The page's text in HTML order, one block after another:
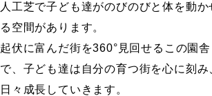
人工芝で子ども達がのびのびと体を動か
る空間があります。
起伏に富んだ街を360°見回せるこの園舎
で、子ども達は自分の育つ街を心に刻み
日々成長していきます。